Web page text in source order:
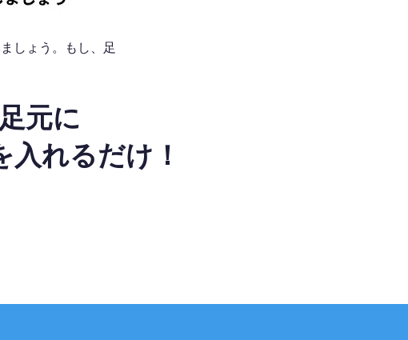
しょう。もし、足
元に
れるだけ！